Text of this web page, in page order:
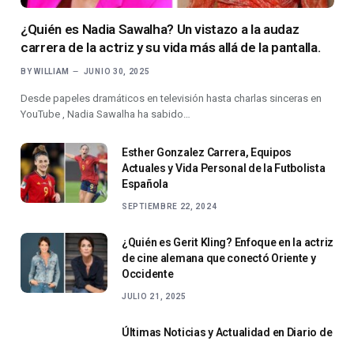
¿Quién es Nadia Sawalha? Un vistazo a la audaz
carrera de la actriz y su vida más allá de la pantalla.
BY WILLIAM JUNIO 30, 2025
Desde papeles dramáticos en televisión hasta charlas sinceras en
YouTube , Nadia Sawalha ha sabido…
Esther Gonzalez Carrera, Equipos
Actuales y Vida Personal de la Futbolista
Española
SEPTIEMBRE 22, 2024
¿Quién es Gerit Kling? Enfoque en la actriz
de cine alemana que conectó Oriente y
Occidente
JULIO 21, 2025
Últimas Noticias y Actualidad en Diario de